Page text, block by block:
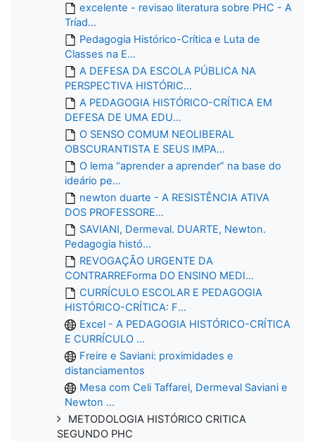
excelente - revisao literatura sobre PHC - A
Tríad...
Pedagogia Histórico-Crítica e Luta de
Classes na E...
A DEFESA DA ESCOLA PÚBLICA NA
PERSPECTIVA HISTÓRIC...
A PEDAGOGIA HISTÓRICO-CRÍTICA EM
DEFESA DE UMA EDU...
O SENSO COMUM NEOLIBERAL
OBSCURANTISTA E SEUS IMPA...
O lema “aprender a aprender” na base do
ideário pe...
newton duarte - A RESISTÊNCIA ATIVA
DOS PROFESSORE...
SAVIANI, Dermeval. DUARTE, Newton.
Pedagogia histó...
REVOGAÇÃO URGENTE DA
CONTRARREForma DO ENSINO MEDI...
CURRÍCULO ESCOLAR E PEDAGOGIA
HISTÓRICO-CRÍTICA: F...
Excel - A PEDAGOGIA HISTÓRICO-CRÍTICA
E CURRÍCULO ...
Freire e Saviani: proximidades e
distanciamentos
Mesa com Celi Taffarel, Dermeval Saviani e
Newton ...
METODOLOGIA HISTÓRICO CRITICA
SEGUNDO PHC